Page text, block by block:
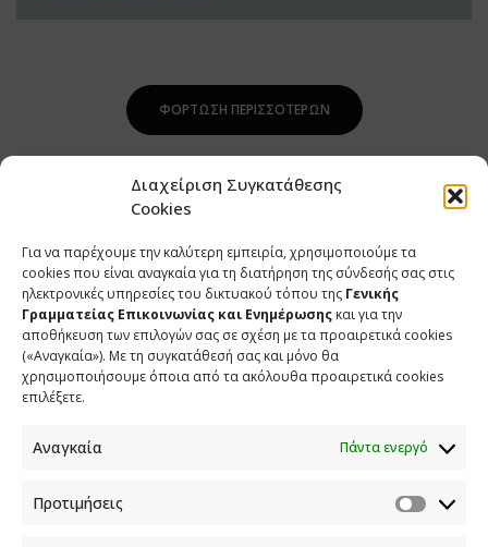
Διαχείριση Συγκατάθεσης
Cookies
Για να παρέχουμε την καλύτερη εμπειρία, χρησιμοποιούμε τα
cookies που είναι αναγκαία για τη διατήρηση της σύνδεσής σας στις
ηλεκτρονικές υπηρεσίες του δικτυακού τόπου της Γενικής
Γραμματείας Επικοινωνίας και Ενημέρωσης και για την
αποθήκευση των επιλογών σας σε σχέση με τα προαιρετικά cookies
(«Αναγκαία»). Με τη συγκατάθεσή σας και μόνο θα
χρησιμοποιήσουμε όποια από τα ακόλουθα προαιρετικά cookies
επιλέξετε.
Αναγκαία Πάντα ενεργό
Προτιμήσεις
ΦΌΡΤΩΣΗ ΠΕΡΙΣΣΌΤΕΡΩΝ
ΕΠΙΚΟΙΝΩΝΙΑ
Φραγκούδη 11 & Αλεξάνδρου Πάντου
info.media@media.gov.gr